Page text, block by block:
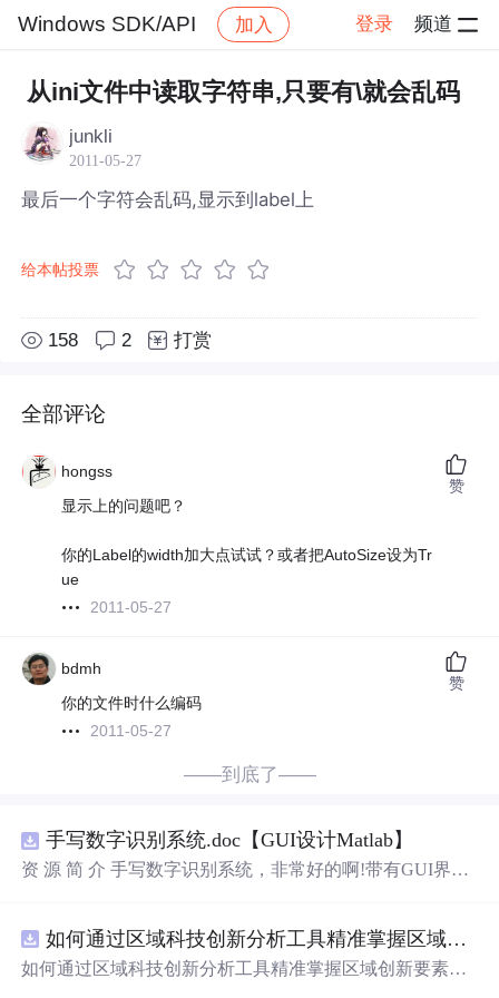
Windows SDK/API 加入 登录 频道
社区 Windows SDK/API 帖子详情
从ini文件中读取字符串,只要有\就会乱码
junkli
2011-05-27
最后一个字符会乱码,显示到label上
给本帖投票
158 2 打赏
全部评论
hongss
显示上的问题吧？
你的Label的width加大点试试？或者把AutoSize设为Tr
ue
2011-05-27
赞
bdmh
你的文件时什么编码
2011-05-27
赞
——到底了——
手写数字识别系统.doc【GUI设计Matlab】
资 源 简 介 手写数字识别系统，非常好的啊!带有GUI界
带有直观的图形用户界面（GUI），非常容易使用。你只
需要将手写数字输入系统，它将立即给出准确的识别结
如何通过区域科技创新分析工具精准掌握区域创新要素分布与产业链融合现状？.docx
如何通过区域科技创新分析工具精准掌握区域创新要素分